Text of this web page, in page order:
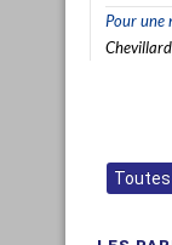
Pour une
Chevillard